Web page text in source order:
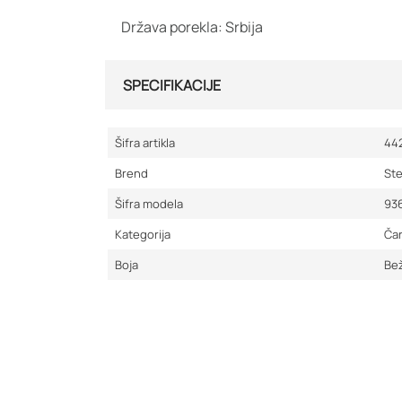
Država porekla: Srbija
SPECIFIKACIJE
Šifra artikla
Brend
Šifra modela
Kategorija
Boja